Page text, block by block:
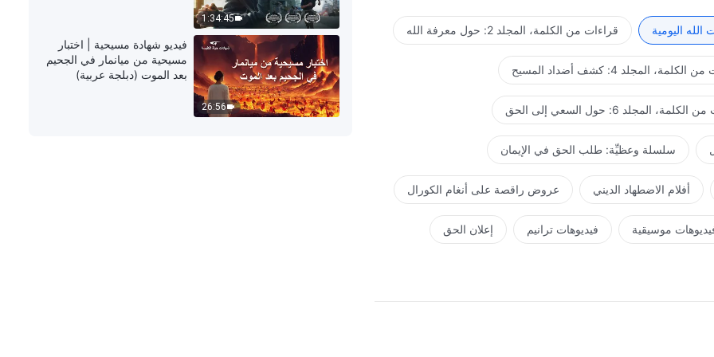
11:07
10:04
كلمات الله اليومية: الدخول إلى الحياة |
اقتباس 493
اليومية قراءات من الكلمة، المجلد 2: حول معرفة الله
المجلد 4: كشف أضداد المسيح
المجلد 6: حول السعي إلى الحق
سلسلة وعظيِّة: طلب الحق في الإيمان
أفلام الاضطهاد الديني عروض راقصة على أنغام الكورال
موسيقية فيديوهات ترانيم إعلان الحق
1:34:45
26:56
فيديو شهادة مسيحية | اختبار
مسيحية من ميانمار في الجحيم
بعد الموت (دبلجة عربية)